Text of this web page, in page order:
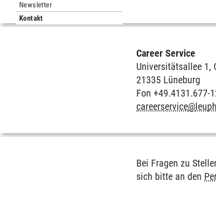
Newsletter
Kontakt
Career Service
Universitätsallee 1,
21335 Lüneburg
Fon +49.4131.677-
careerservice@
Bei Fragen zu
sich bitte an den